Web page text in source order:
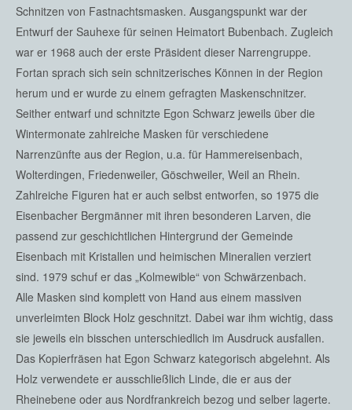
Schnitzen von Fastnachtsmasken. Ausgangspunkt war der
Entwurf der Sauhexe für seinen Heimatort Bubenbach. Zugleich
war er 1968 auch der erste Präsident dieser Narrengruppe.
Fortan sprach sich sein schnitzerisches Können in der Region
herum und er wurde zu einem gefragten Maskenschnitzer.
Seither entwarf und schnitzte Egon Schwarz jeweils über die
Wintermonate zahlreiche Masken für verschiedene
Narrenzünfte aus der Region, u.a. für Hammereisenbach,
Wolterdingen, Friedenweiler, Göschweiler, Weil an Rhein.
Zahlreiche Figuren hat er auch selbst entworfen, so 1975 die
Eisenbacher Bergmänner mit ihren besonderen Larven, die
passend zur geschichtlichen Hintergrund der Gemeinde
Eisenbach mit Kristallen und heimischen Mineralien verziert
sind. 1979 schuf er das „Kolmewible“ von Schwärzenbach.
Alle Masken sind komplett von Hand aus einem massiven
unverleimten Block Holz geschnitzt. Dabei war ihm wichtig, dass
sie jeweils ein bisschen unterschiedlich im Ausdruck ausfallen.
Das Kopierfräsen hat Egon Schwarz kategorisch abgelehnt. Als
Holz verwendete er ausschließlich Linde, die er aus der
Rheinebene oder aus Nordfrankreich bezog und selber lagerte.